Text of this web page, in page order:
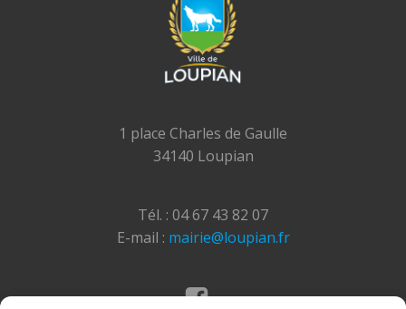
1 place Charles de Gaulle
34140 Loupian
Tél. : 04 67 43 82 07
E-mail : mairie@loupian.fr